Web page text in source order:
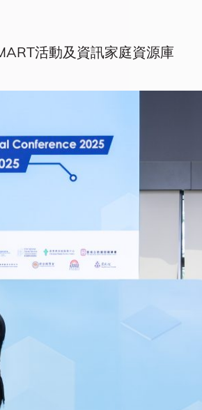
活動及資訊家庭資源庫